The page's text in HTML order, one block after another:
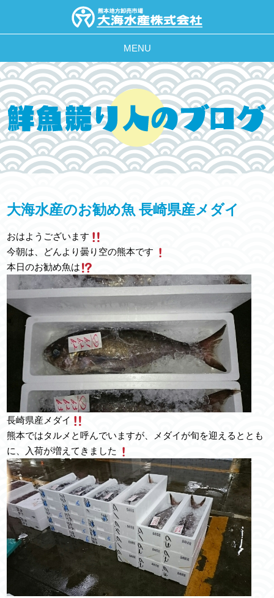
MENU
大海水産のお勧め魚 長崎県産メダイ
おはようございます
今朝は、どんより曇り空の熊本です
本日のお勧め魚は
長崎県産メダイ
熊本ではタルメと呼んでいますが、メダイが旬を迎えるととも
に、入荷が増えてきました